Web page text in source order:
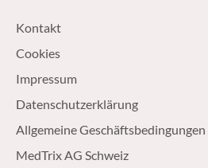
Kontakt
Cookies
Impressum
Datenschutzerklärung
Allgemeine Geschäftsbedingungen
MedTrix AG Schweiz